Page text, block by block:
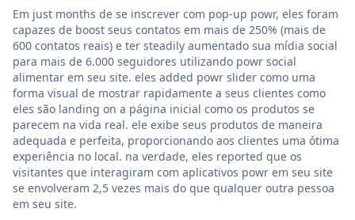
Em just months de se inscrever com pop-up powr, eles foram
capazes de boost seus contatos em mais de 250% (mais de
600 contatos reais) e ter steadily aumentado sua mídia social
para mais de 6.000 seguidores utilizando powr social
alimentar em seu site. eles added powr slider como uma
forma visual de mostrar rapidamente a seus clientes como
eles são landing on a página inicial como os produtos se
parecem na vida real. ele exibe seus produtos de maneira
adequada e perfeita, proporcionando aos clientes uma ótima
experiência no local. na verdade, eles reported que os
visitantes que interagiram com aplicativos powr em seu site
se envolveram 2,5 vezes mais do que qualquer outra pessoa
em seu site.